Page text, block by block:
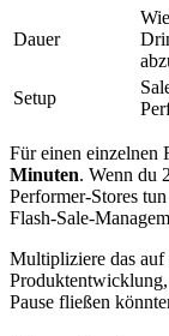
Dauer
Setup
Für einen einzelnen
Minuten. Wenn du
Performer-Stores
Flash-Sale-
Multipliziere das
Pause fließen